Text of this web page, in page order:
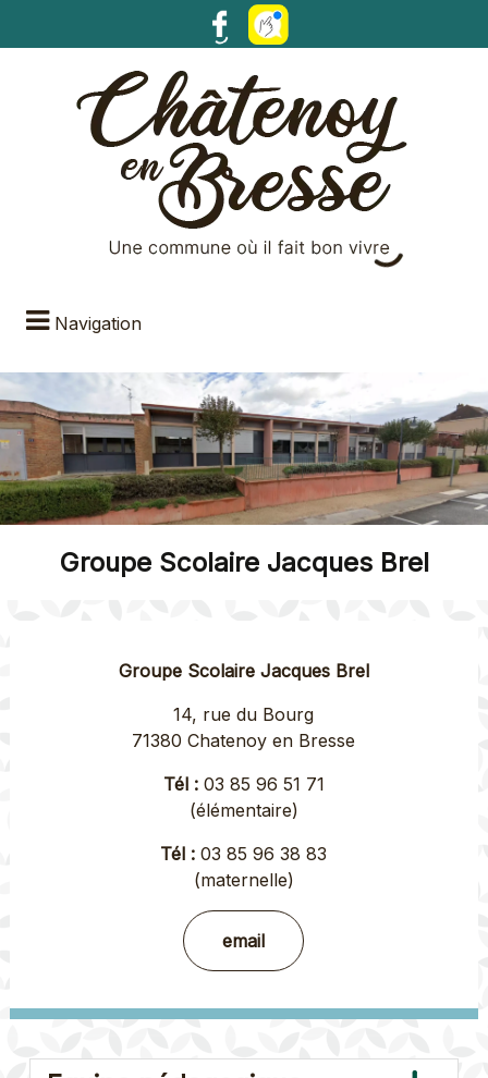
Navigation
Groupe Scolaire Jacques Brel
Groupe Scolaire Jacques Brel
14, rue du Bourg
71380 Chatenoy en Bresse
Tél :03 85 96 51 71
(élémentaire)
Tél : 03 85 96 38 83
(maternelle)
email